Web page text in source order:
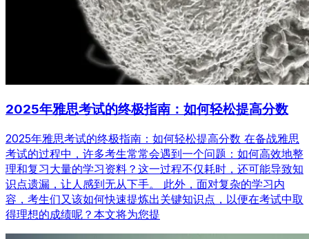
2025年雅思考试的终极指南：如何轻松提高分数
2025年雅思考试的终极指南：如何轻松提高分数 在备战雅思
考试的过程中，许多考生常常会遇到一个问题：如何高效地整
理和复习大量的学习资料？这一过程不仅耗时，还可能导致知
识点遗漏，让人感到无从下手。 此外，面对复杂的学习内
容，考生们又该如何快速提炼出关键知识点，以便在考试中取
得理想的成绩呢？本文将为您提